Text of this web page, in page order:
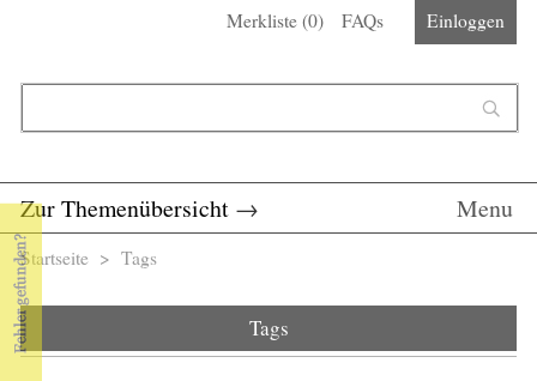
Merkliste (0) FAQs Einloggen
Zur Themenübersicht → Menu
Sie sind hier
Startseite > Tags
Tags